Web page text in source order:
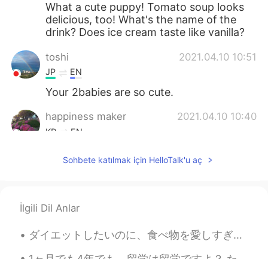
What a cute puppy! Tomato soup looks
delicious, too! What's the name of the
drink? Does ice cream taste like vanilla?
toshi 2021.04.10 10:51
JP EN
Your 2babies are so cute.
happiness maker 2021.04.10 10:40
KR EN
Hello
lisa 2021.04.10 09:51
KR
Sohbete katılmak için HelloTalk'u aç
İlgili Dil Anlar
ダイエットしたいのに、食べ物を愛しすぎて、なかなか痩せられないんです。 ガチでコース料理作るのが趣味で、汗かくし、顔もめちゃくちゃ油っぽくなって、女の子の趣味としてやっぱりあんまりかわいくないで...